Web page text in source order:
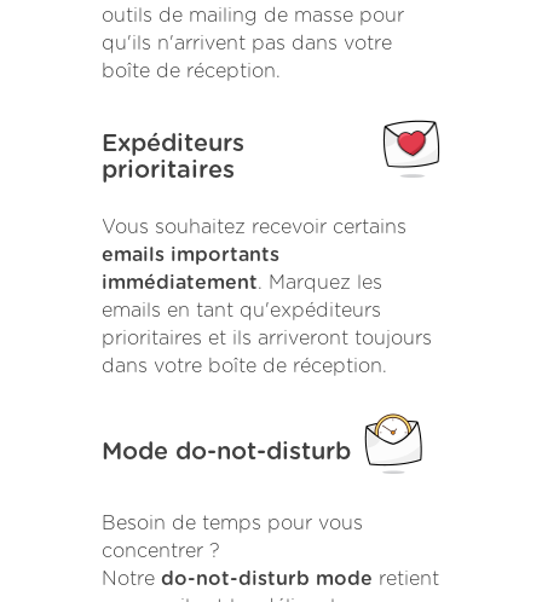
outils de mailing de masse pour
qu'ils n'arrivent pas dans votre
boîte de réception.
Expéditeurs
prioritaires
Vous souhaitez recevoir certains
emails importants
immédiatement. Marquez les
emails en tant qu'expéditeurs
prioritaires et ils arriveront toujours
dans votre boîte de réception.
Mode do-not-disturb
Besoin de temps pour vous
concentrer ?
Notre do-not-disturb mode retient